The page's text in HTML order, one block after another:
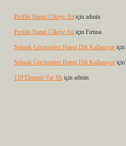
Profilo Hangi Ülkeye Ait için admin
Profilo Hangi Ülkeye Ait için Fırtına
Selanik Göçmenleri Hangi Dili Kullanıyor için
Selanik Göçmenleri Hangi Dili Kullanıyor için
119 Element Var Mı için admin